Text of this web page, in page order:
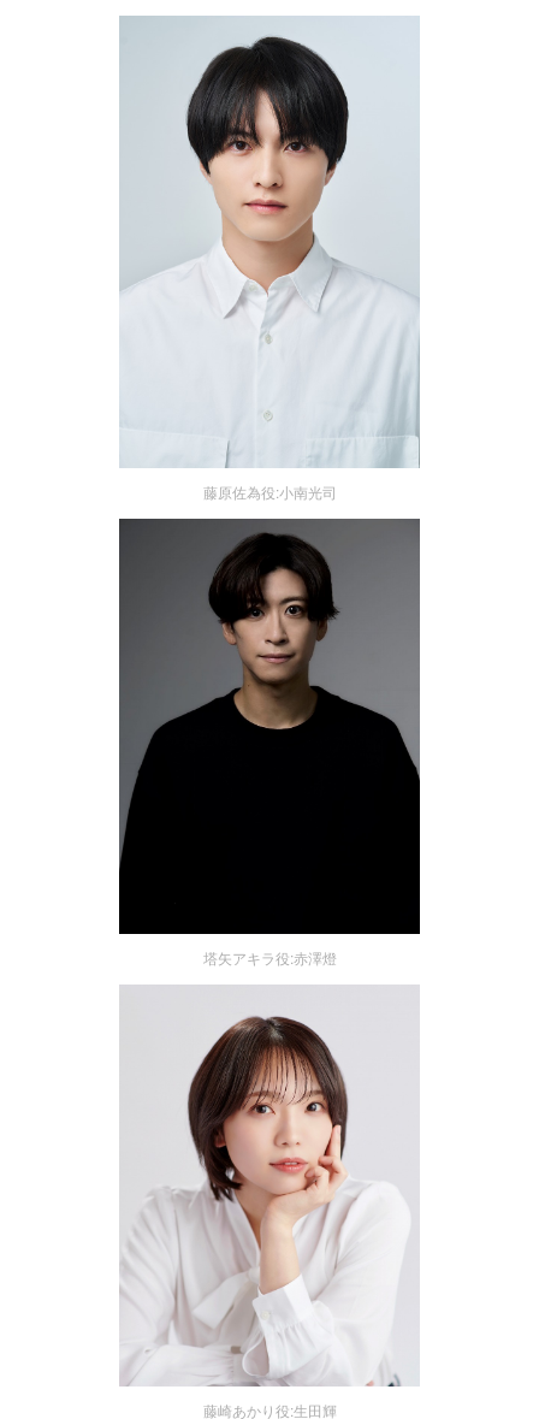
藤原佐為役:小南光司
塔矢アキラ役:赤澤燈
藤崎あかり役:生田輝